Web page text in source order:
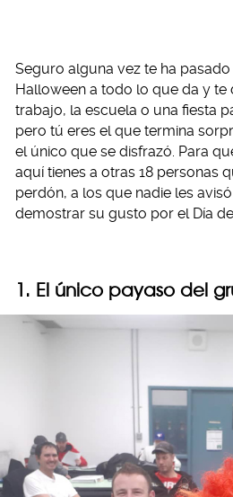
Seguro alguna vez te ha
Halloween a todo lo que da y te
trabajo, la escuela o una fiesta
pero tú eres el que termina
el único que se disfrazó. Para
aquí tienes a otras 18 personas
perdón, a los que nadie les
demostrar su gusto por el Día
1. El único payaso del